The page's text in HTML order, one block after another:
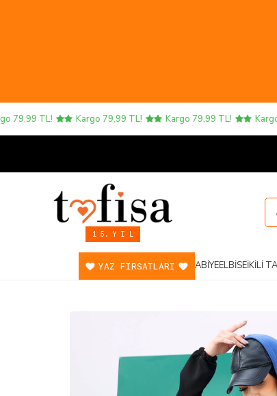
TL! Kargo 79,99 TL! Kargo 79,99 TL! Kargo
1 5. Y I L
YAZ FIRSATLARI ABIYEELBISEİKILI